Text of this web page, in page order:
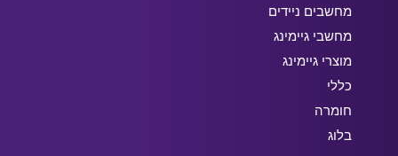
מחשבים ניידים
מחשבי גיימינג
מוצרי גיימינג
כללי
חומרה
בלוג